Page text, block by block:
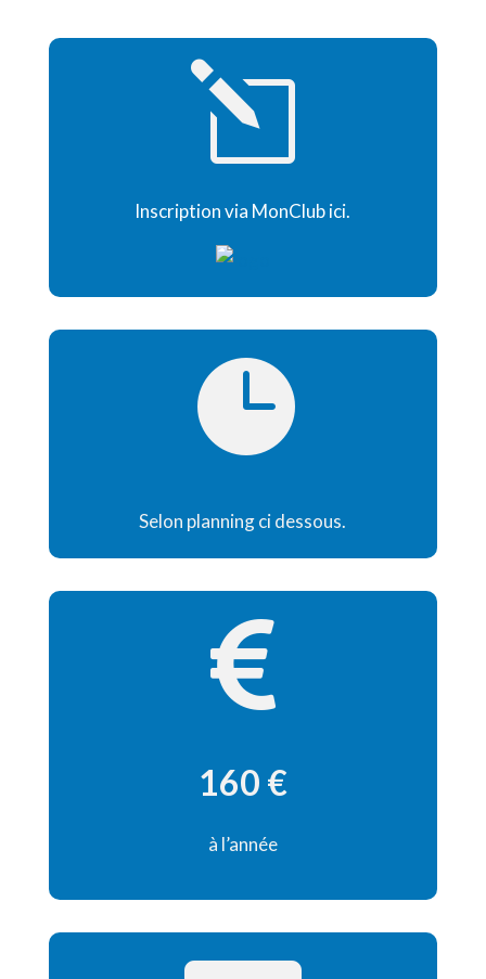
l
Inscription via MonClub ici.

Selon planning ci dessous.

160 €
à l’année